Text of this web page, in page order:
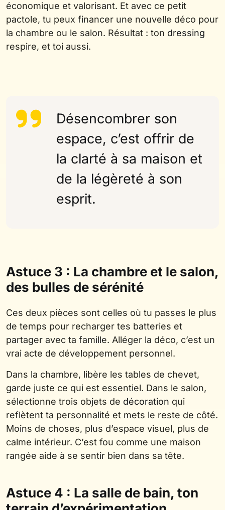
économique et valorisant. Et avec ce petit
pactole, tu peux financer une nouvelle déco pour
la chambre ou le salon. Résultat : ton dressing
respire, et toi aussi.
Désencombrer son
espace, c’est offrir de
la clarté à sa maison et
de la légèreté à son
esprit.
Astuce 3 : La chambre et le salon,
des bulles de sérénité
Ces deux pièces sont celles où tu passes le plus
de temps pour recharger tes batteries et
partager avec ta famille. Alléger la déco, c’est un
vrai acte de développement personnel.
Dans la chambre, libère les tables de chevet,
garde juste ce qui est essentiel. Dans le salon,
sélectionne trois objets de décoration qui
reflètent ta personnalité et mets le reste de côté.
Moins de choses, plus d’espace visuel, plus de
calme intérieur. C’est fou comme une maison
rangée aide à se sentir bien dans sa tête.
Astuce 4 : La salle de bain, ton